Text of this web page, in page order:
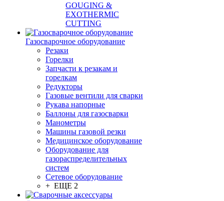
GOUGING &
EXOTHERMIC
CUTTING
Газосварочное оборудование
Резаки
Горелки
Запчасти к резакам и
горелкам
Редукторы
Газовые вентили для сварки
Рукава напорные
Баллоны для газосварки
Манометры
Машины газовой резки
Медицинское оборудование
Оборудование для
газораспределительных
систем
Сетевое оборудование
+ ЕЩЕ 2